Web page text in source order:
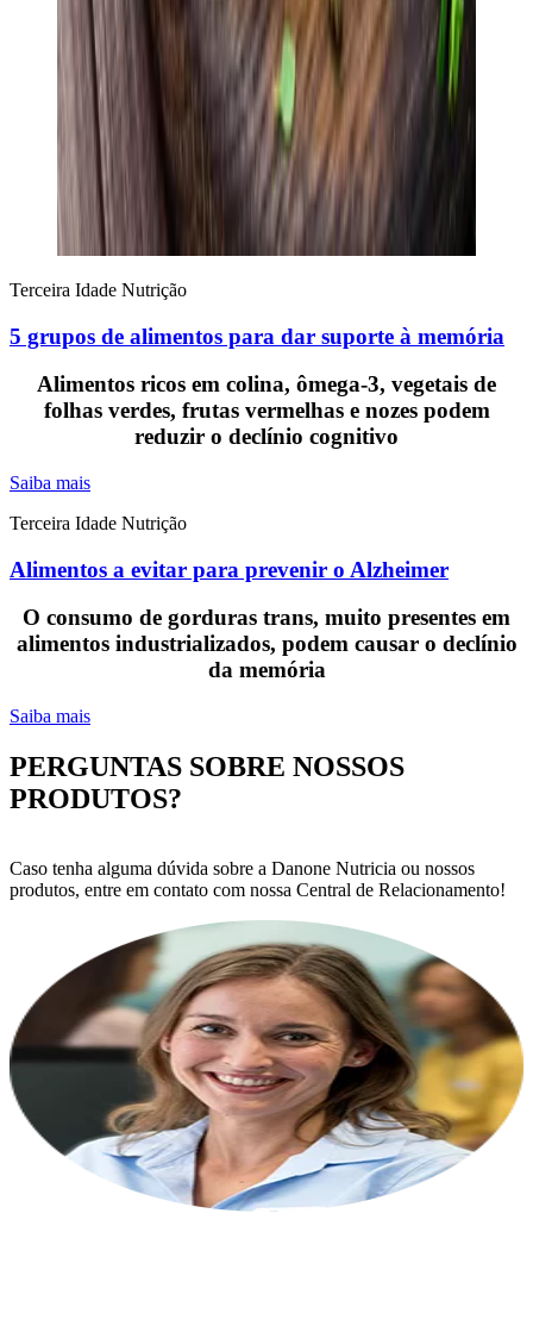
Terceira Idade Nutrição
5 grupos de alimentos para dar suporte à memória
Alimentos ricos em colina, ômega-3, vegetais de
folhas verdes, frutas vermelhas e nozes podem
reduzir o declínio cognitivo
Saiba mais
Terceira Idade Nutrição
Alimentos a evitar para prevenir o Alzheimer
O consumo de gorduras trans, muito presentes em
alimentos industrializados, podem causar o declínio
da memória
Saiba mais
PERGUNTAS SOBRE NOSSOS
PRODUTOS?
Caso tenha alguma dúvida sobre a Danone Nutricia ou nossos
produtos, entre em contato com nossa Central de Relacionamento!